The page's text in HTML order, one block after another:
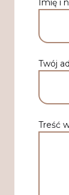
Imię i
Twój
Treść